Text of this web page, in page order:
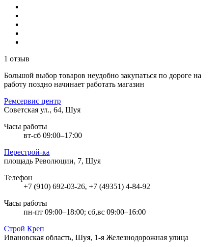
1 отзыв
Большой выбор товаров неудобно закупаться по дороге на
работу поздно начинает работать магазин
Ремсервис центр
Советская ул., 64, Шуя
Часы работы
вт-сб 09:00–17:00
Перестрой-ка
площадь Революции, 7, Шуя
Телефон
+7 (910) 692-03-26, +7 (49351) 4-84-92
Часы работы
пн-пт 09:00–18:00; сб,вс 09:00–16:00
Строй Креп
Ивановская область, Шуя, 1-я Железнодорожная улица